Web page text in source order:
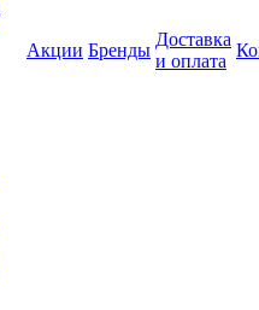
Акции Бренды
Доставка
и оплата